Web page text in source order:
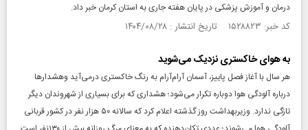
درمان و آموزش پزشکی در پایان هفته جاری به استان کرمان خبر داد.
کد خبر: ۱۵۲۸۸۲۳ تاریخ انتشار : ۱۴۰۴/۰۸/۲۸
به هوای خاکستری نزدیک می‌شوید
هر سال با آغاز فصل پاییز، آسمان آرام‌آرام به رنگ خاکستری در‌می‌آید وهشدارها
درباره آلودگی هوا دوباره تکرار می‌شود‌؛ هشداری که برای بسیاری از شهروندان دیگر
تازگی ندارد. وزیربهداشت روز گذشته اعلام کرد که سالانه ۵۰ هزار نفر در کشور قربانی